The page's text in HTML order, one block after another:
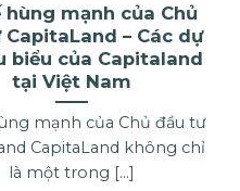
hùng mạnh của Chủ
– Các dự
biểu của Capitaland
tại Việt Nam
mạnh của Chủ đầu tư
CapitaLand không chỉ
là một trong [...]